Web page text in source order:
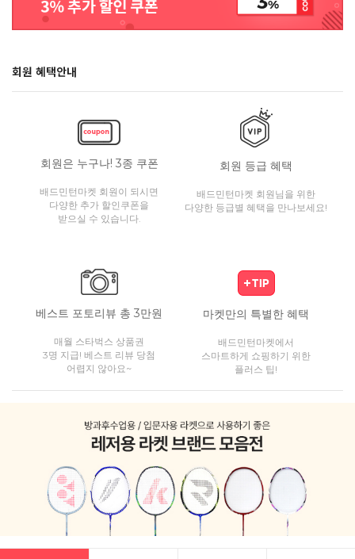
회원 혜택안내
회원은 누구나! 3종 쿠폰
배드민턴마켓 회원이 되시면
다양한 추가 할인쿠폰을
받으실 수 있습니다.
회원 등급 혜택
배드민턴마켓 회원님을 위한
다양한 등급별 혜택을 만나보세요!
베스트 포토리뷰 총 3만원
매월 스타벅스 상품권
3명 지급! 베스트 리뷰 당첨
어렵지 않아요~
마켓만의 특별한 혜택
배드민턴마켓에서
스마트하게 쇼핑하기 위한
플러스 팁!